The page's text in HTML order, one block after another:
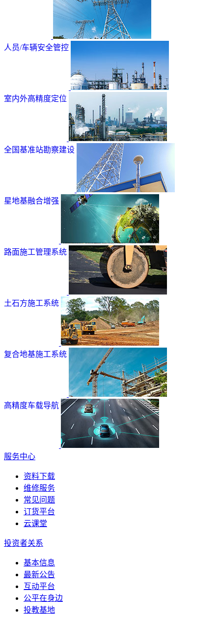
人员/车辆安全管控
室内外高精度定位
全国基准站勘察建设
星地基融合增强
路面施工管理系统
土石方施工系统
复合地基施工系统
高精度车载导航
服务中心
资料下载
维修服务
常见问题
订货平台
云课堂
投资者关系
基本信息
最新公告
互动平台
公平在身边
投教基地